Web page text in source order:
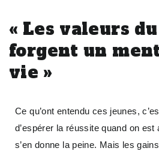
« Les valeurs
forgent un
vie »
Ce qu’ont entendu ces jeunes,
d’espérer la réussite quand on est
s’en donne la peine. Mais les